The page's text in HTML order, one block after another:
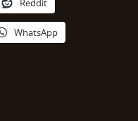
Reddit
WhatsApp